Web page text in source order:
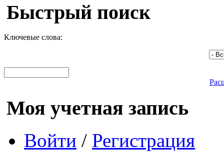
Быстрый поиск
Ключевые слова:
Моя учетная запись
Войти / Регистрация